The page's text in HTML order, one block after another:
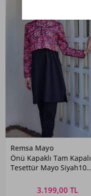
Remsa Mayo
Önü Kapaklı Tam Kapalı
Tesettür Mayo Siyah10
3.199,00 TL